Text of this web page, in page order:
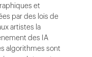
et
par des lois de
artistes la
des IA
algorithmes sont